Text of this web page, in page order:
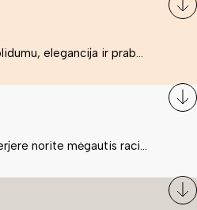
Klasikiniai baldai alsuoja solidumu, elegancija ir prabanga. Paprastai jie būna masyvūs, kuria didybės įspūdį. Neabejotinai jie bus geriausias pasirinkimas estetiškam ir rafinuotam klasikiniam namų interjerui. Kartais klasikiniai baldai traktuojami kaip senoviniai, bet tai ne tiesa – klasika yra stilius, neišsemiama elegancija ir rafinuotumas.
Jei savo namų ar biuro interjere norite mėgautis racionaliai išnaudotomis erdvėmis, funkcionalumu ir esate neabejingi tamsesniam koloritui bei praktiškiems sprendimams, tuomet industrinis stilius bus būtent tai, ko Jums reikia. O industrinio stiliaus baldus išsirinksite mūsų asortimente.